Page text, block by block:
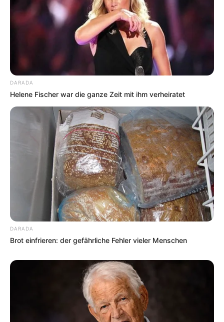
Veranstaltungen in den anderen Bundesländern:
Veranstaltungsübersichten nach Bundesländern
Ob Frühlingsbeginn, Volksfest , Ausstellungseröffnung,
Mittelaltermarkt, Kirmes, Oktoberfest, Halloween, Konzert,
, Maifeiertag, Himmelfahrt, Pfingsten, Weihnachten
Weihnachtsmärkten, Silvester, Fasching, Vortrag,
Sportveranstaltung, Tag der Deutschen Einheit oder ein
anderer Feiertag. Hier können alle Veranstaltungen in
Hannover kostenloseintragenwerden, auch zum Thema
Rock, Pop, Klassik, Schlager und Jazz, ebenso wie
Vorträge, Seminare, Volksfeste, Theateraufführungen,
Ausflüge, Filmvorführungen und so weiter.
Generäle mit Knüppeln gegenseitig erschlagen würden,
statt mit ihren Herdenarmeen so viele andere Menschen
DARADA
Helene Fischer war die ganze Zeit mit ihm verheiratet
DARADA
Brot einfrieren: der gefährliche Fehler vieler Menschen